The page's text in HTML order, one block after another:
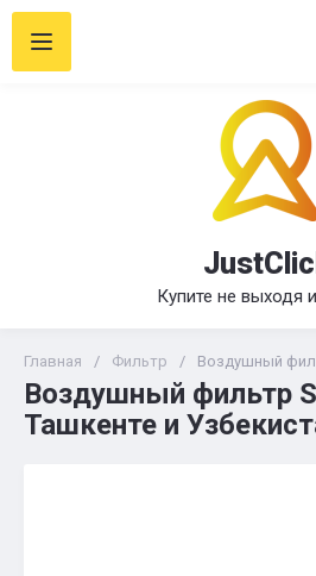
Купите не выходя
Главная / Фильтр / Воздушный
Воздушный фильтр
Ташкенте и